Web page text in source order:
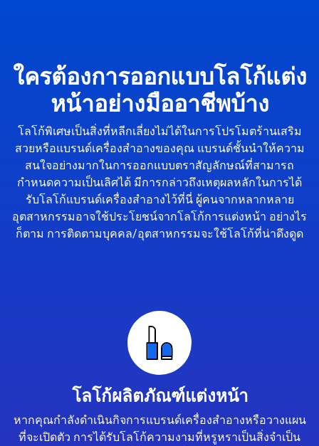
ใครต้องการออกแบบโลโก้แต่ง
หน้าอย่างมืออาชีพบ้าง
โลโก้พิเศษเป็นสิ่งที่หลีกเลี่ยงไม่ได้ในการโปรโมตร้านเสริม
สวยหรือแบรนด์เครื่องสำอางของคุณ แบรนด์ชั้นนำให้ความ
สนใจอย่างมากในการออกแบบตราสัญลักษณ์ที่สามารถ
กำหนดความเป็นเลิศได้ มีการกล่าวถึงเหตุผลหลักในการได้
รับโลโก้แบรนด์เครื่องสำอางไว้ที่นี่ ผู้คนจากหลากหลาย
อุตสาหกรรมอาจใช้ประโยชน์จากโลโก้การแต่งหน้า อย่างไร
ก็ตาม การติดตามบุคคล/อุตสาหกรรมจะใช้โลโก้ที่น่าดึงดูด
โลโก้ผลิตภัณฑ์แต่งหน้า
หากคุณกำลังดำเนินกิจการแบรนด์เครื่องสำอางหรือวางแผน
ที่จะเปิดตัว การได้รับโลโก้ความงามที่หรูหราเป็นสิ่งจำเป็น